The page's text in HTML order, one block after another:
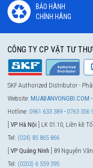
BẢO HÀNH
CHÍNH HÃNG
CÔNG TY CP VẬT TƯ
SKF Authorized Distributor -
Website: MUABANVONGBI.COM
Hotline: 0961 633 389 - 0763 356
VP Hà Nội ] LK 01.10, Liền kề
Tel: (024) 85 865 866
VP Quảng Ninh ] 89 Nguyễn
Tel: (0203) 6 559 395